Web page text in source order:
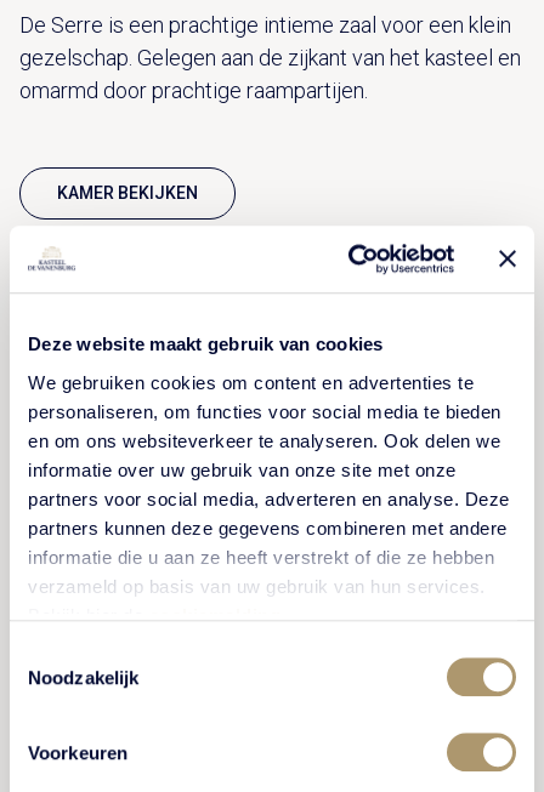
Deze website maakt gebruik van cookies
We gebruiken cookies om content en advertenties te
personaliseren, om functies voor social media te bieden
en om ons websiteverkeer te analyseren. Ook delen we
informatie over uw gebruik van onze site met onze
partners voor social media, adverteren en analyse. Deze
partners kunnen deze gegevens combineren met andere
informatie die u aan ze heeft verstrekt of die ze hebben
verzameld op basis van uw gebruik van hun services.
Noodzakelijk
Voorkeuren
De Serre is een prachtige intieme zaal voor een klein
gezelschap. Gelegen aan de zijkant van het kasteel en
omarmd door prachtige raampartijen.
KAMER BEKIJKEN
Aan de zijkant van het kasteel bevindt zich ons terras.